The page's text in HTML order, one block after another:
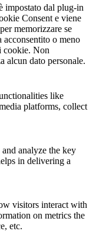
impostato dal plug-in
Consent e viene
memorizzare se
acconsentito o meno
cookie. Non
alcun dato personale.
like
platforms, collect
analyze the key
in delivering a
visitors interact with
on metrics the
etc.